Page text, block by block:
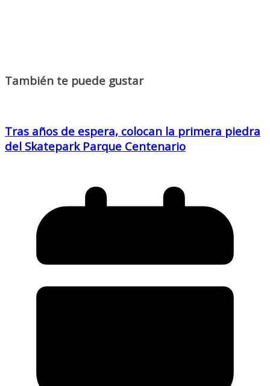
También te puede gustar
Tras años de espera, colocan la primera piedra
del Skatepark Parque Centenario